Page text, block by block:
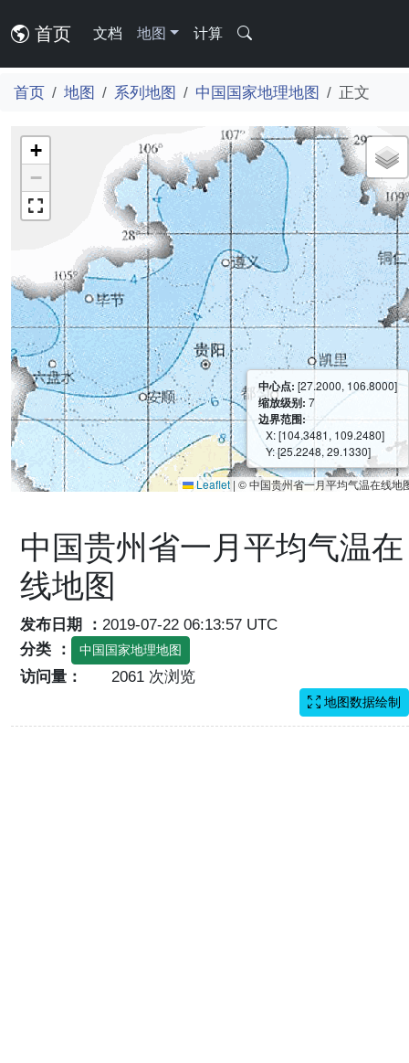
首页 文档 地图 计算
首页 地图 系列地图 中国国家地理地图 正文
+
−
中心点: [27.2000, 106.8000]
缩放级别: 7
边界范围:
X: [104.3481, 109.2480]
Y: [25.2248, 29.1330]
Leaflet | © 中国贵州省一月平均气温在线地
中国贵州省一月平均气温在
线地图
发布日期 ： 2019-07-22 06:13:57 UTC
分类 ：
中国国家地理地图
访问量： 2061 次浏览
地图数据绘制